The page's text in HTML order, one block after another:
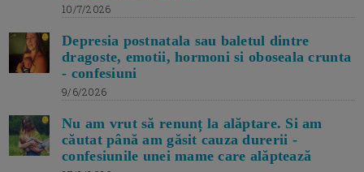
10/7/2026
Depresia postnatala sau baletul dintre
dragoste, emotii, hormoni si oboseala crunta
- confesiuni
9/6/2026
Nu am vrut să renunț la alăptare. Si am
căutat până am găsit cauza durerii -
confesiunile unei mame care alăptează